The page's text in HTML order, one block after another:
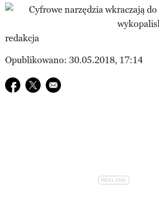
redakcja
Opublikowano: 30.05.2018, 17:14
Udostępnij na facebook
Udostępnij na twitter
E-mail do przyjaciela